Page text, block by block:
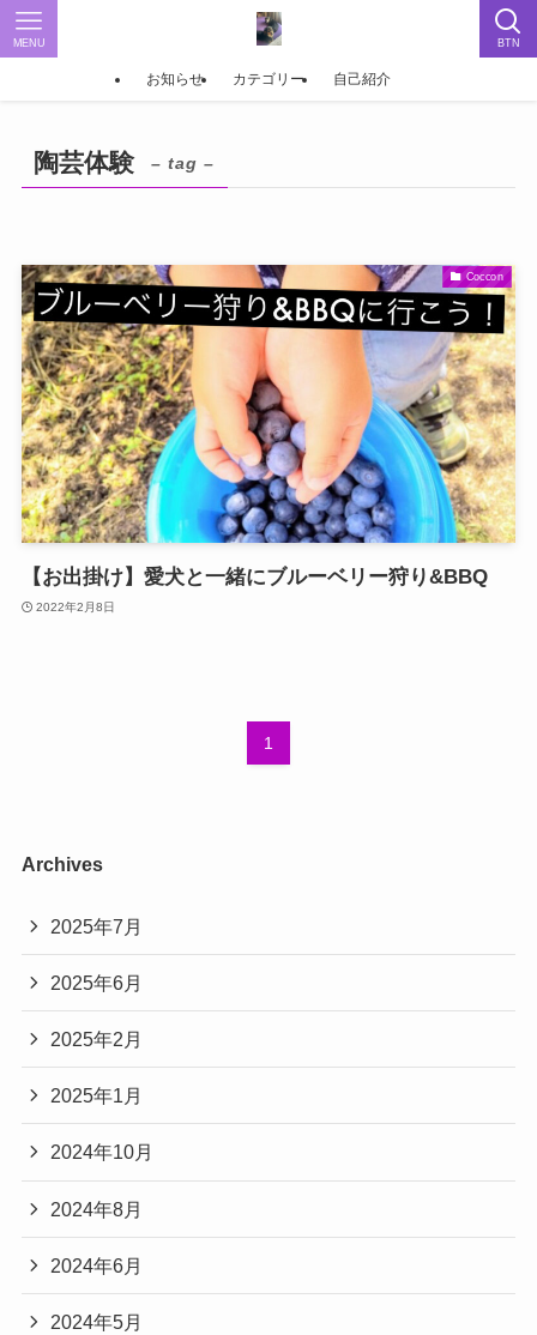
BTN
MENU
お知らせ カテゴリー 自己紹介
陶芸体験 – tag –
Coccon
【お出掛け】愛犬と一緒にブルーベリー狩り&BBQ
2022年2月8日
1
Archives
2025年7月
2025年6月
2025年2月
2025年1月
2024年10月
2024年8月
2024年6月
2024年5月